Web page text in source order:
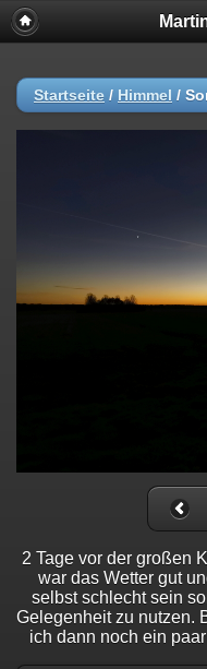
Startseite / Himmel /
2 Tage vor der großen
war das Wetter gut
selbst schlecht sein
Gelegenheit zu nutzen.
ich dann noch ein